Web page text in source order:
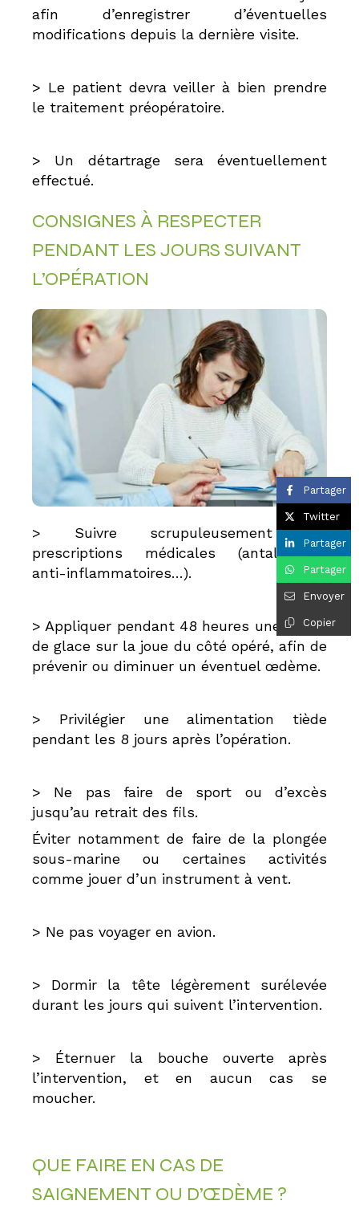
afin d’enregistrer d’éventuelles
modifications depuis la dernière visite.
> Le patient devra veiller à bien prendre
le traitement préopératoire.
> Un détartrage sera éventuellement
effectué.
CONSIGNES À RESPECTER
PENDANT LES JOURS SUIVANT
L’OPÉRATION
> Suivre scrupuleusement les
prescriptions médicales (antalgiques,
anti-inflammatoires…).
> Appliquer pendant 48 heures une poche
de glace sur la joue du côté opéré, afin de
prévenir ou diminuer un éventuel œdème.
> Privilégier une alimentation tiède
pendant les 8 jours après l’opération.
> Ne pas faire de sport ou d’excès
jusqu’au retrait des fils.
Éviter notamment de faire de la plongée
sous-marine ou certaines activités
comme jouer d’un instrument à vent.
> Ne pas voyager en avion.
> Dormir la tête légèrement surélevée
durant les jours qui suivent l’intervention.
> Éternuer la bouche ouverte après
l’intervention, et en aucun cas se
moucher.
QUE FAIRE EN CAS DE
SAIGNEMENT OU D’ŒDÈME ?
Partager
Twitter
Partager
Partager
Envoyer
Copier